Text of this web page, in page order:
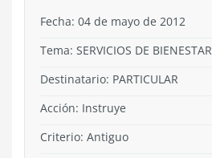
Fecha: 04 de mayo de 2012
Tema: SERVICIOS DE BIENESTAR
Destinatario: PARTICULAR
Acción: Instruye
Criterio: Antiguo